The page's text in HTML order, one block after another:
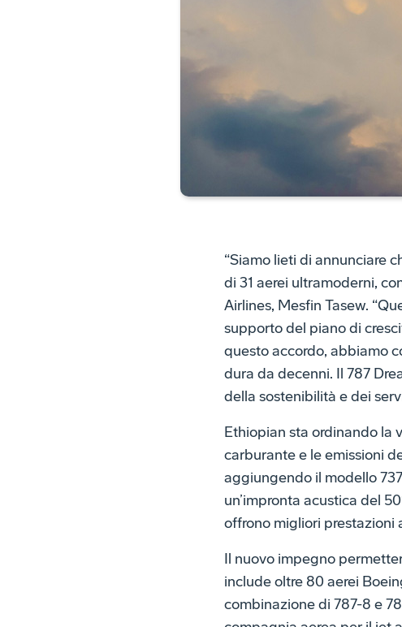
“Siamo lieti di annunciare
di 31 aerei ultramoderni,
Airlines, Mesfin Tasew.
supporto del piano di
questo accordo, abbiamo
dura da decenni. Il 787
della sostenibilità e dei
Ethiopian sta ordinando la
carburante e le emissioni
aggiungendo il modello
un’impronta acustica del
offrono migliori prestazioni
Il nuovo impegno
include oltre 80 aerei
combinazione di 787-8 e